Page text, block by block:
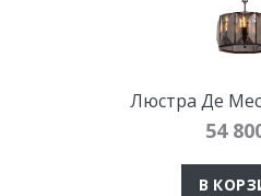
Люстра Де
54
В